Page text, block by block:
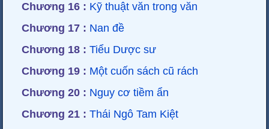
Chương 16 : Kỹ thuật văn trong văn
Chương 17 : Nan đề
Chương 18 : Tiểu Dược sư
Chương 19 : Một cuốn sách cũ rách
Chương 20 : Nguy cơ tiềm ẩn
Chương 21 : Thái Ngô Tam Kiệt